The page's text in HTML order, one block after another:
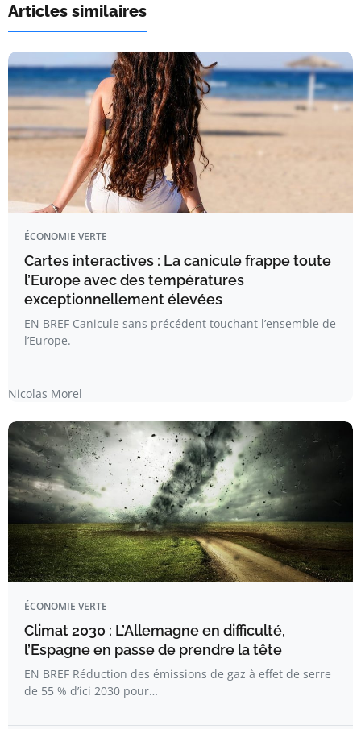
Articles similaires
ÉCONOMIE VERTE
Cartes interactives : La canicule frappe toute
l’Europe avec des températures
exceptionnellement élevées
EN BREF Canicule sans précédent touchant l’ensemble de
l’Europe.
Nicolas Morel
ÉCONOMIE VERTE
Climat 2030 : L’Allemagne en difficulté,
l’Espagne en passe de prendre la tête
EN BREF Réduction des émissions de gaz à effet de serre
de 55 % d’ici 2030 pour…